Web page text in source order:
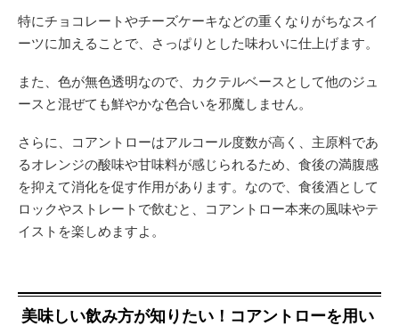
特にチョコレートやチーズケーキなどの重くなりがちなスイ
ーツに加えることで、さっぱりとした味わいに仕上げます。
また、色が無色透明なので、カクテルベースとして他のジュ
ースと混ぜても鮮やかな色合いを邪魔しません。
さらに、コアントローはアルコール度数が高く、主原料であ
るオレンジの酸味や甘味料が感じられるため、食後の満腹感
を抑えて消化を促す作用があります。なので、食後酒として
ロックやストレートで飲むと、コアントロー本来の風味やテ
イストを楽しめますよ。
美味しい飲み方が知りたい！コアントローを用い